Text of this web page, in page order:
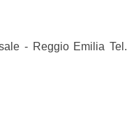
- Reggio Emilia Tel.